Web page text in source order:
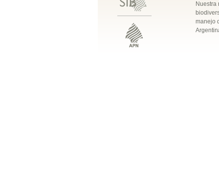
Nuestra
manejo